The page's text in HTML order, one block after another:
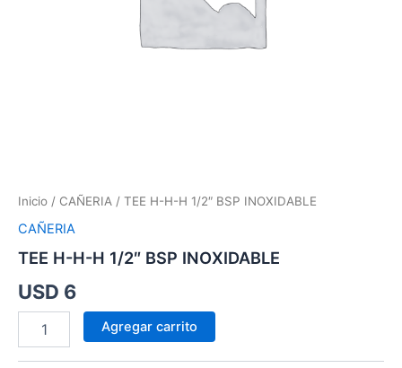
Inicio / CAÑERIA / TEE H-H-H 1/2″ BSP INOXIDABLE
CAÑERIA
TEE H-H-H 1/2″ BSP INOXIDABLE
USD 6
Agregar carrito